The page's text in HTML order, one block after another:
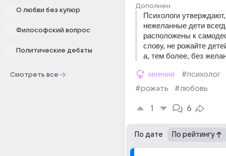
О любви без купюр
Философский вопрос
Политические дебаты
Смотреть все
Дополнен
Психологи
нежеланные дети
расположены к
слову, не рожайте
а, тем более, без
мнения
#психолог
#рожать
#любовь
1 6
По дате По рейтингу